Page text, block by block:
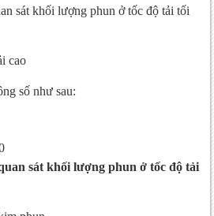
sát khối lượng phun ở tốc độ tải tối
cao
số như sau:
sát khối lượng phun ở tốc độ tải